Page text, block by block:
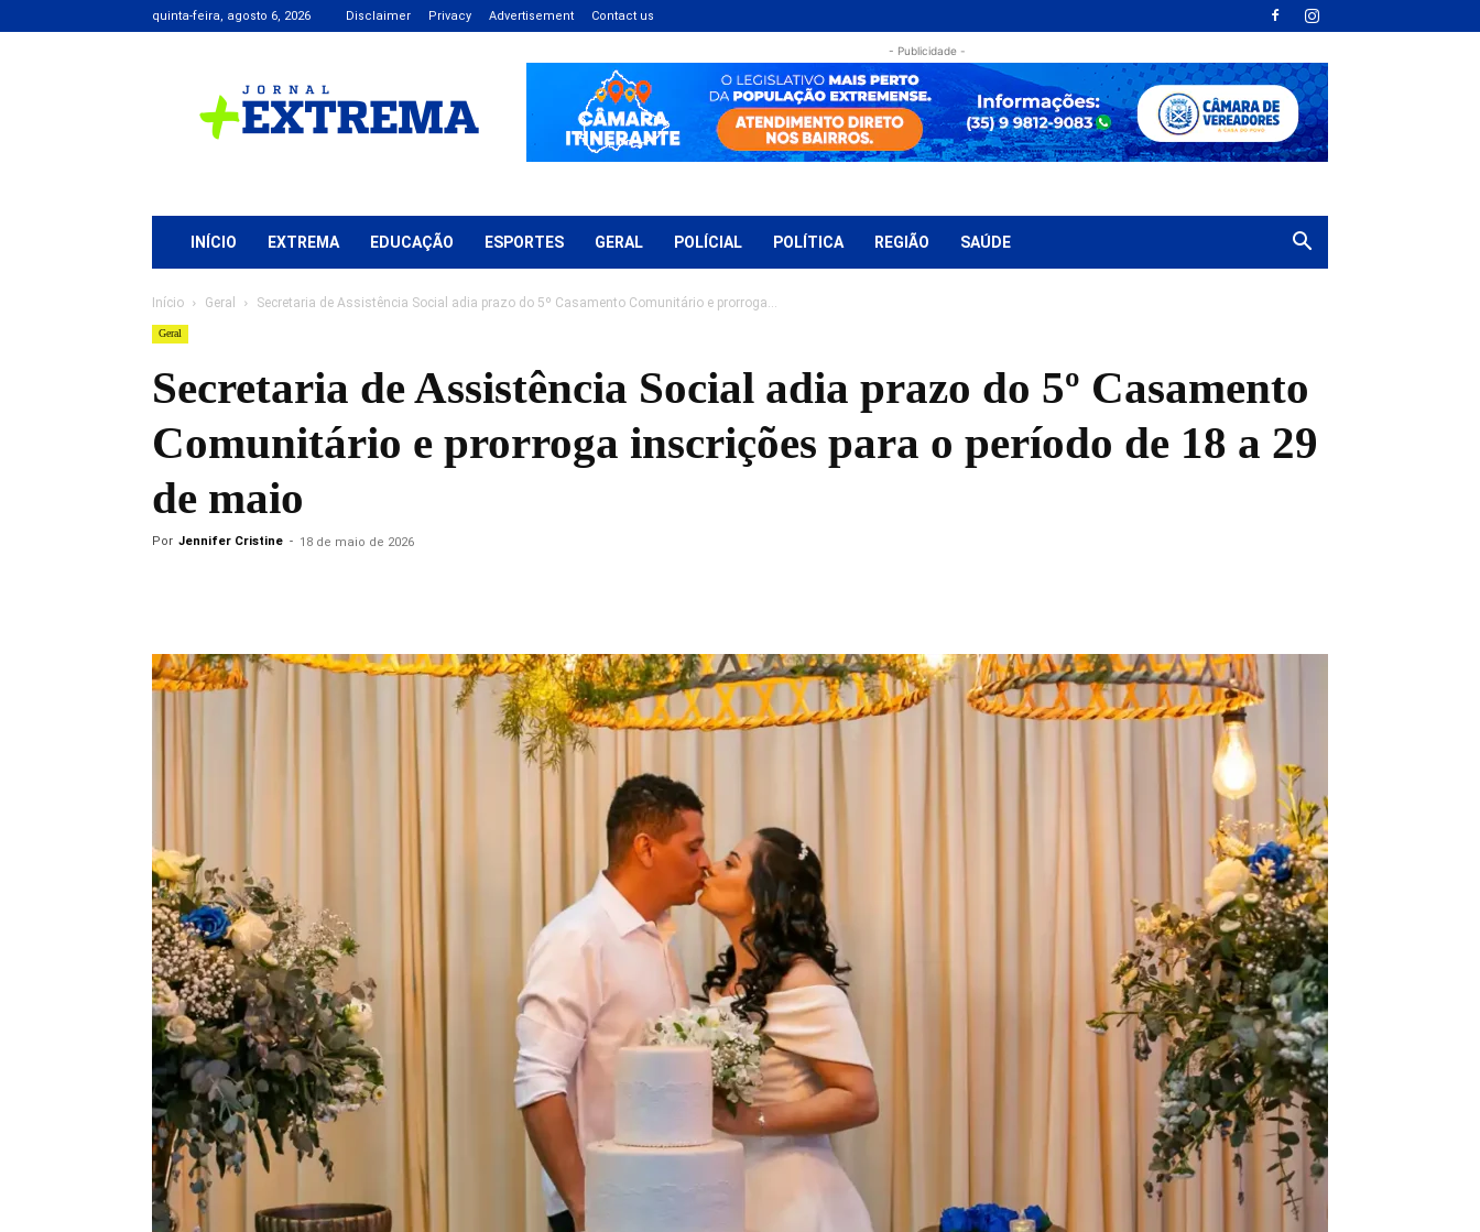
quinta-feira, agosto 6, 2026 Disclaimer Privacy Advertisement Contact us
Extrema
- Publicidade -
INÍCIO EXTREMA EDUCAÇÃO ESPORTES GERAL POLÍCIAL POLÍTICA REGIÃO SAÚDE
Início Geral Secretaria de Assistência Social adia prazo do 5º Casamento Comunitário e prorroga...
Geral
Secretaria de Assistência Social adia prazo do 5º Casamento
Comunitário e prorroga inscrições para o período de 18 a 29
de maio
Por Jennifer Cristine - 18 de maio de 2026